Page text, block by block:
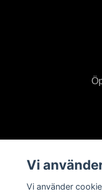
Vi
Vi använder